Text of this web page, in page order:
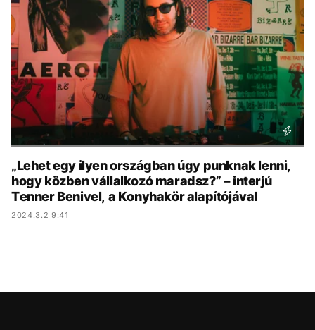
KÖZÉLET UTAZÁS
ÉLETMÓD DESIGN
BESZÉLGETÉSEK
VIDEÓ TÖRTÉNETEK
GASZTRO
„Lehet egy ilyen országban úgy punknak lenni,
hogy közben vállalkozó maradsz?” – interjú
Tenner Benivel, a Konyhakör alapítójával
2024.3.2 9:41